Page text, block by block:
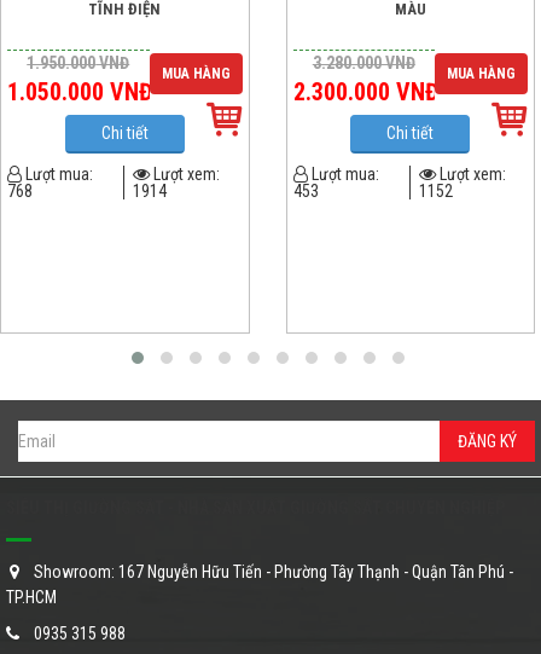
TĨNH ĐIỆN
1.950.000VNĐ
1.050.000 VNĐ
MUA HÀNG
Chi tiết
Lượt mua:
768
Lượt xem:
1914
MÀU
3.280.000VNĐ
2.300.000 VNĐ
MUA HÀNG
Chi tiết
Lượt mua:
453
Lượt xem:
1152
ĐĂNG KÝ
Showroom: 167 Nguyễn Hữu Tiến - Phường Tây Thạnh - Quận Tân Phú -
TP.HCM
0935 315 988